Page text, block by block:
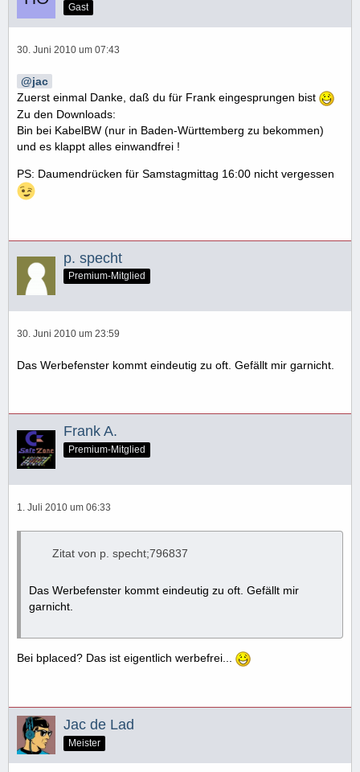
Gast
30. Juni 2010 um 07:43
jac
Zuerst einmal Danke, daß du für Frank eingesprungen bist
Zu den Downloads:
Bin bei KabelBW (nur in Baden-Württemberg zu bekommen)
und es klappt alles einwandfrei !
PS: Daumendrücken für Samstagmittag 16:00 nicht vergessen
p. specht
Premium-Mitglied
30. Juni 2010 um 23:59
Das Werbefenster kommt eindeutig zu oft. Gefällt mir garnicht.
Frank A.
Premium-Mitglied
1. Juli 2010 um 06:33
Zitat von p. specht;796837
Das Werbefenster kommt eindeutig zu oft. Gefällt mir
garnicht.
Bei bplaced? Das ist eigentlich werbefrei...
Jac de Lad
Meister